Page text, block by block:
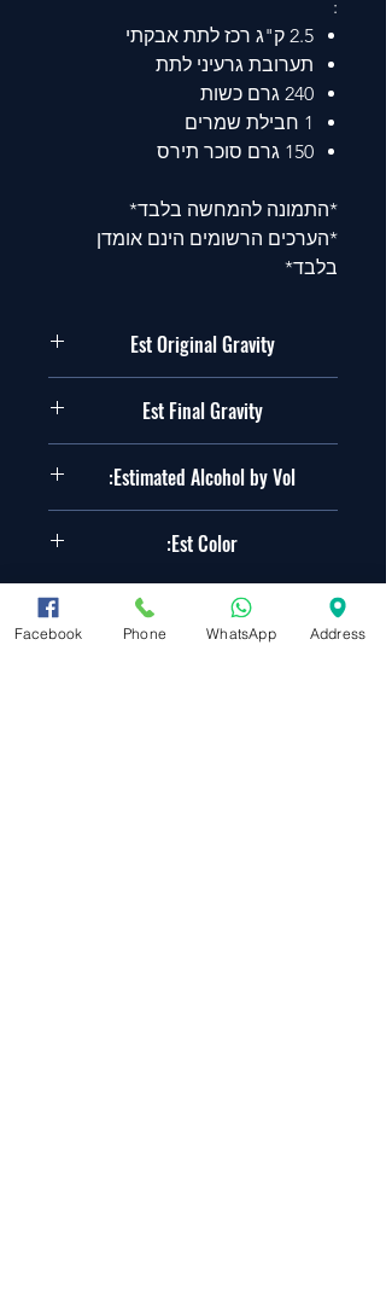
:
2.5 ק"ג רכז לתת אבקתי
תערובת גרעיני לתת
240 גרם כשות
1 חבילת שמרים
150 גרם סוכר תירס
*התמונה להמחשה בלבד*
*הערכים הרשומים הינם אומדן
בלבד*
Est Original Gravity
Est Final Gravity
Estimated Alcohol by Vol:
Est Color:
15.6EBC
✔ מתאים לערכות בירה ביתית
Facebook Phone WhatsApp Address